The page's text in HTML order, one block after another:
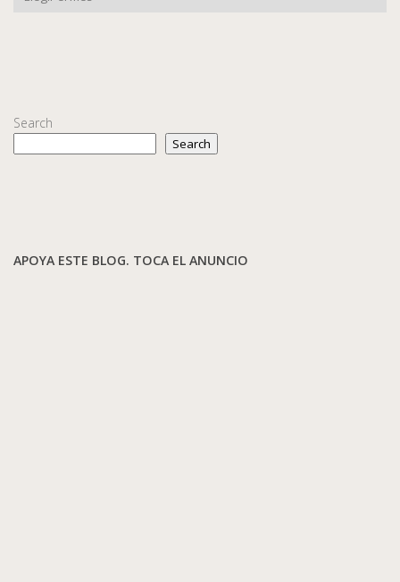
Search
Search
APOYA ESTE BLOG. TOCA EL ANUNCIO